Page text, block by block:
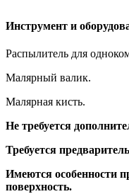
Инструмент и
Распылитель для
Малярный валик.
Малярная кисть.
Не требуется
Требуется
Имеются особенности
поверхность.